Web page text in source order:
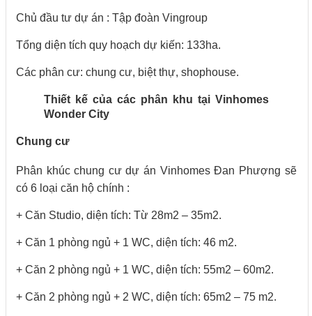
Chủ đầu tư dự án : Tập đoàn Vingroup
Tổng diện tích quy hoạch dự kiến: 133ha.
Các phân cư: chung cư, biệt thự, shophouse.
Thiết kế của các phân khu tại Vinhomes
Wonder City
Chung cư
Phân khúc chung cư dự án Vinhomes Đan Phượng sẽ
có 6 loại căn hộ chính :
+ Căn Studio, diện tích: Từ 28m2 – 35m2.
+ Căn 1 phòng ngủ + 1 WC, diện tích: 46 m2.
+ Căn 2 phòng ngủ + 1 WC, diện tích: 55m2 – 60m2.
+ Căn 2 phòng ngủ + 2 WC, diện tích: 65m2 – 75 m2.